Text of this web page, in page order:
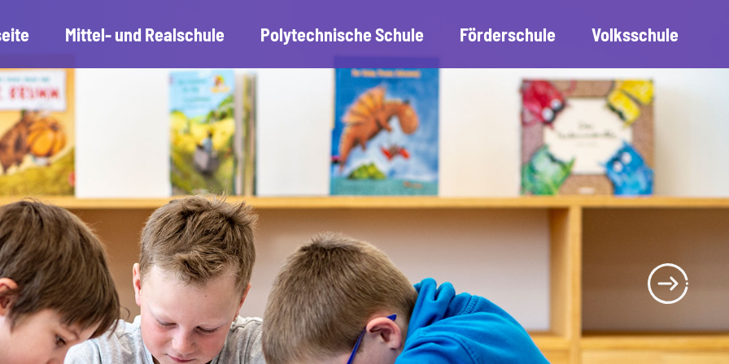
Mittel- und Realschule Polytechnische Schule Förderschule Volksschule